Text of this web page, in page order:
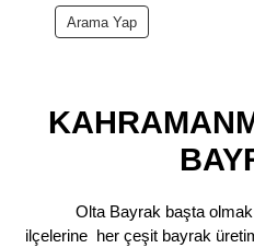
Olta Bayrak başta olmak
ilçelerine her çeşit bayrak